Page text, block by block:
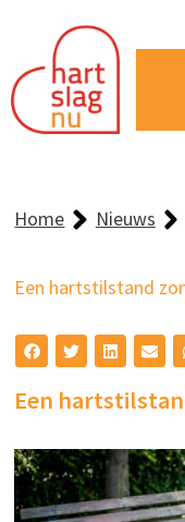
Home Nieuws
Een hartstilstand
Een